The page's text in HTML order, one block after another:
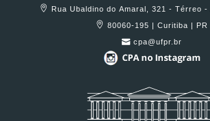
Rua Ubaldino do Amaral, 321 - Térreo
80060-195 | Curitiba | PR
cpa@ufpr.br